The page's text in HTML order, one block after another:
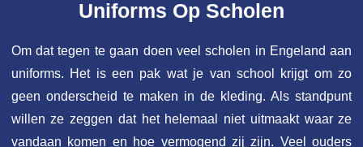
Uniforms Op Scholen
Om dat tegen te gaan doen veel scholen in Engeland aan
uniforms. Het is een pak wat je van school krijgt om zo
geen onderscheid te maken in de kleding. Als standpunt
willen ze zeggen dat het helemaal niet uitmaakt waar ze
vandaan komen en hoe vermogend zij zijn. Veel ouders